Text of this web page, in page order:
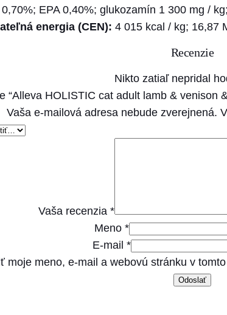
t
a
l
t
l
e
n
i
s
0,70%; EPA 0,40%; glukozamín 1 300 mg /
energia (CEN): 4 015 kcal / kg; 16,87
Recenzie
Nikto zatiaľ nepridal
“Alleva HOLISTIC cat adult lamb & venison
Vaša e-mailová adresa nebude zverejnená.
Vaša recenzia *
Meno *
E-mail *
moje meno, e-mail a webovú stránku v